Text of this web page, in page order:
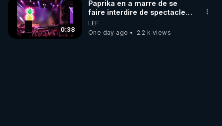
0:38
Paprika en a marre de se
faire interdire de spectacle.
Elle décide donc de devenir
DJ !
LEF
One day ago
2.2 k views